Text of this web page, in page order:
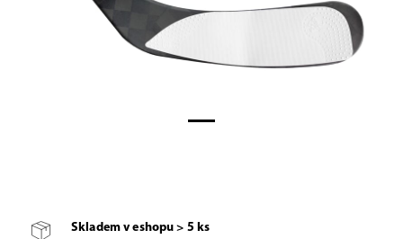
Skladem v eshopu > 5 ks